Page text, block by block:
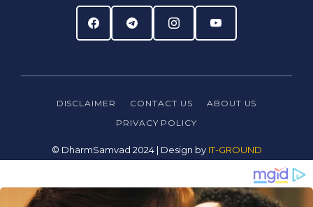
DISCLAIMER CONTACT US
ABOUT US
PRIVACY POLICY
© DharmSamvad 2024 | Design byIT-GROUND